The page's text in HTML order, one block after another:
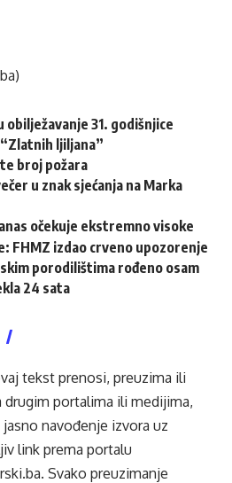
obilježavanje 31. godišnjice
ljiljana”
broj požara
u znak sjećanja na Marka
očekuje ekstremno visoke
FHMZ izdao crveno upozorenje
porodilištima rođeno osam
24 sata
tekst prenosi, preuzima ili
drugim portalima ili medijima,
navođenje izvora uz
link prema portalu
. Svako preuzimanje